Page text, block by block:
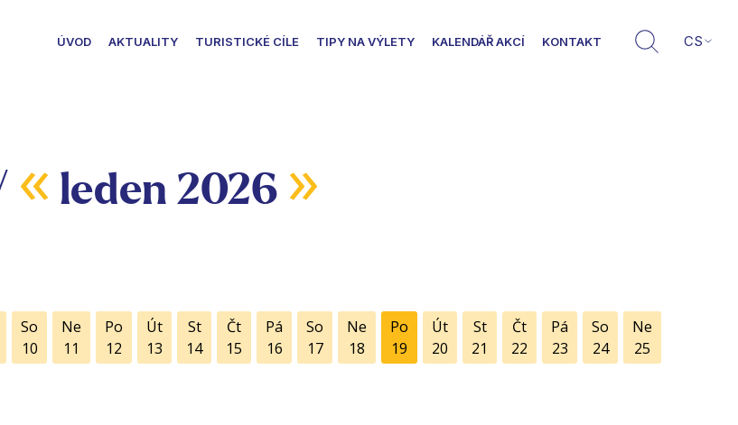
ÚVOD AKTUALITY TURISTICKÉ CÍLE TIPY NA VÝLETY KALENDÁŘ AKCÍ KONTAKT CS
« leden 2026 »
So
10
Ne
11
Po
12
Út
13
St
14
Čt
15
Pá
16
So
17
Ne
18
Po
19
Út
20
St
21
Čt
22
Pá
23
So
24
Ne
25